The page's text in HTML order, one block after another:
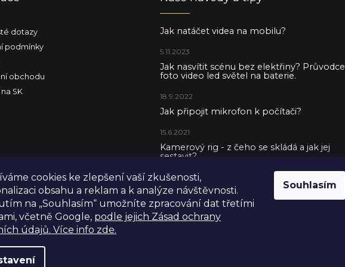
cookies ke zlepšení vaší zkušenosti,
obsahu a reklam a k analýze návštěvnosti.
na „Souhlasím“ umožníte zpracování dat třetími
včetně Google, podle jejich Zásad ochrany
údajů. Více info zde.
Souhlasím
lze
dotazy
podmínky
obchodu
SK
Jak natáčet videa na mobilu?
5.11.2023
Jak nasvítit scénu bez elektřiny? Průvodce
foto video led světel na baterie.
18.9.2022
Jak připojit mikrofon k počítači?
15.6.2021
Kamerový rig - z čeho se skládá a jak jej
sestavit?
5.5.2021